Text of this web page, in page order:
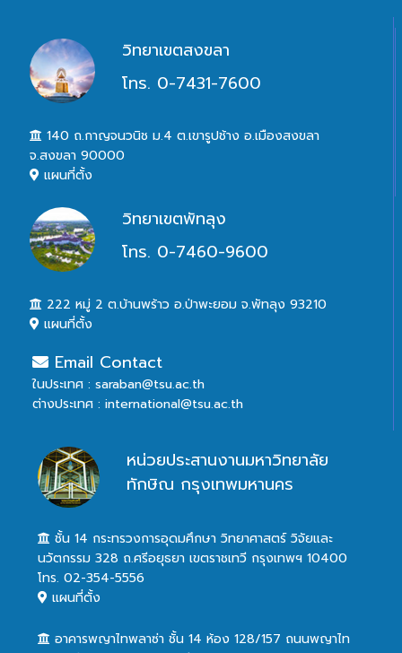
วิทยาเขตสงขลา
โทร. 0-7431-7600
140 ถ.กาญจนวนิช ม.4 ต.เขารูปช้าง อ.เมืองสงขลา
จ.สงขลา 90000
แผนที่ตั้ง
วิทยาเขตพัทลุง
โทร. 0-7460-9600
222 หมู่ 2 ต.บ้านพร้าว อ.ป่าพะยอม จ.พัทลุง 93210
แผนที่ตั้ง
Email Contact
ในประเทศ : saraban@tsu.ac.th
ต่างประเทศ : international@tsu.ac.th
หน่วยประสานงานมหาวิทยาลัย
ทักษิณ กรุงเทพมหานคร
ชั้น 14 กระทรวงการอุดมศึกษา วิทยาศาสตร์ วิจัยและ
นวัตกรรม 328 ถ.ศรีอยุธยา เขตราชเทวี กรุงเทพฯ 10400
โทร. 02-354-5556
แผนที่ตั้ง
อาคารพญาไทพลาซ่า ชั้น 14 ห้อง 128/157 ถนนพญาไท